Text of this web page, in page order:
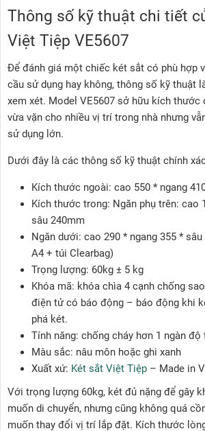
Thông số kỹ thuật chi tiết
Việt Tiệp VE5607
Để đánh giá một chiếc két sắt có phù hợp
cầu sử dụng hay không, thông số kỹ thuật
xem xét. Model VE5607 sở hữu kích thước
vừa vặn cho nhiều vị trí trong nhà nhưng
sử dụng lớn.
Dưới đây là các thông số kỹ thuật chính
Kích thước ngoài: cao 550 * ngang
Kích thước trong: Ngăn phụ trên: cao
sâu 240mm
Ngăn dưới: cao 290 * ngang 355 *
A4 + túi Clearbag)
Trọng lượng: 60kg ± 5 kg
Khóa mã: khóa chìa 4 cạnh chống
điện tử có báo động – báo động khi
phá két.
Tính năng: chống cháy hơn 1 ngàn độ
Màu sắc: nâu môn hoặc ghi xanh
Xuất xứ: Két sắt Việt Tiệp – Made in
Với trọng lượng 60kg, két đủ nặng để gây
muốn di chuyển, nhưng cũng không quá
muốn thay đổi vị trí lắp đặt. Kích thước